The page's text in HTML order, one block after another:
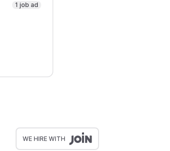
1 job ad
WE HIRE WITH